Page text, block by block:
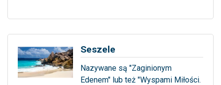
Seszele
Nazywane są "Zaginionym
Edenem" lub też "Wyspami Miłości.